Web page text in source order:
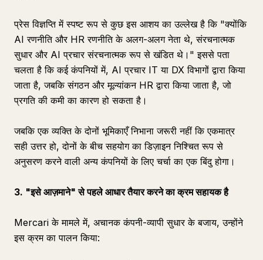
प्रेस विज्ञप्ति में स्पष्ट रूप से कुछ इस आशय का उल्लेख है कि "क्योंकि
AI रणनीति और HR रणनीति के अलग-अलग नेता थे, संरचनात्मक
सुधार और AI प्रचार संरचनात्मक रूप से खंडित थे।" इससे पता
चलता है कि कई कंपनियों में, AI प्रचार IT या DX विभागों द्वारा किया
जाता है, जबकि संगठन और मूल्यांकन HR द्वारा किया जाता है, जो
प्रगति की कमी का कारण हो सकता है।
जबकि एक व्यक्ति के दोनों भूमिकाएँ निभाना जरूरी नहीं कि एकमात्र
सही उत्तर हो, दोनों के बीच सहयोग का डिज़ाइन निश्चित रूप से
अनुसरण करने वाली अन्य कंपनियों के लिए चर्चा का एक बिंदु होगा।
3. "इसे आज़माने" से पहले आधार तैयार करने का क्रम सहायक है
Mercari के मामले में, अचानक कंपनी-व्यापी सुधार के बजाय, उन्होंने
इस क्रम का पालन किया: